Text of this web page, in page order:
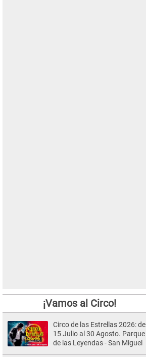
¡Vamos al Circo!
Circo de las Estrellas 2026: del
15 Julio al 30 Agosto. Parque
de las Leyendas - San Miguel